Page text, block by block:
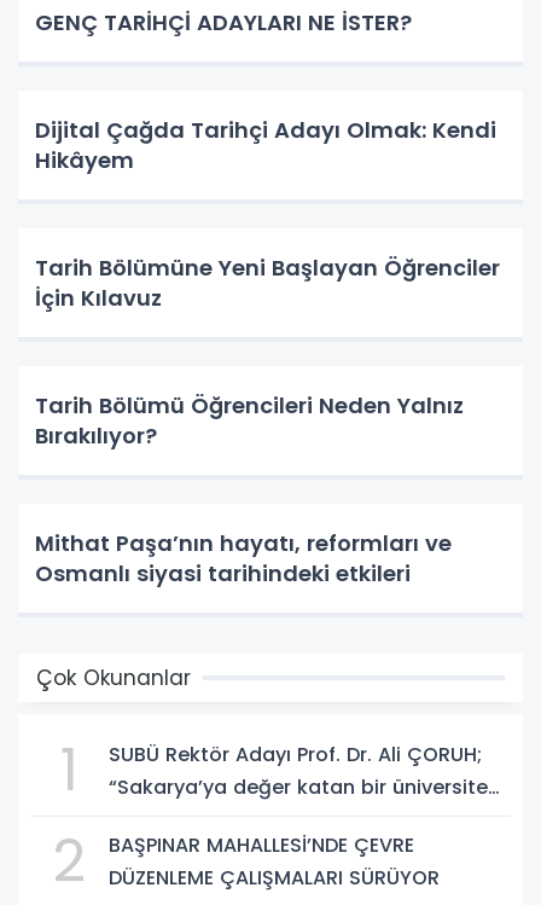
GENÇ TARİHÇİ ADAYLARI NE İSTER?
Dijital Çağda Tarihçi Adayı Olmak: Kendi
Hikâyem
Tarih Bölümüne Yeni Başlayan Öğrenciler
İçin Kılavuz
Tarih Bölümü Öğrencileri Neden Yalnız
Bırakılıyor?
Mithat Paşa’nın hayatı, reformları ve
Osmanlı siyasi tarihindeki etkileri
Çok Okunanlar
1
SUBÜ Rektör Adayı Prof. Dr. Ali ÇORUH;
“Sakarya’ya değer katan bir üniversite
2
BAŞPINAR MAHALLESİ’NDE ÇEVRE
DÜZENLEME ÇALIŞMALARI SÜRÜYOR